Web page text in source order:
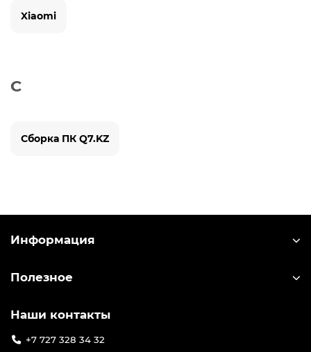
Xiaomi
С
Сборка ПК Q7.KZ
Информация
Полезное
Наши контакты
+7 727 328 34 32